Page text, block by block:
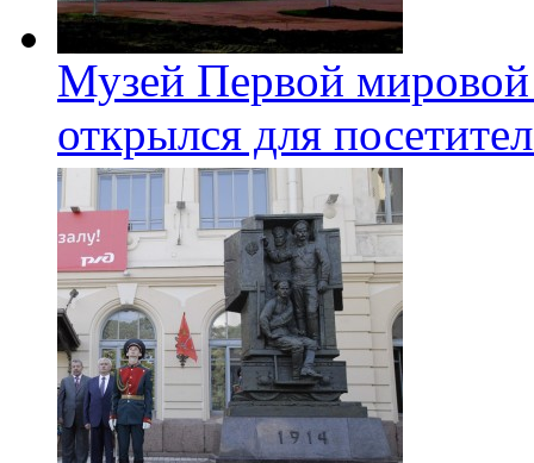
Музей Первой
открылся для